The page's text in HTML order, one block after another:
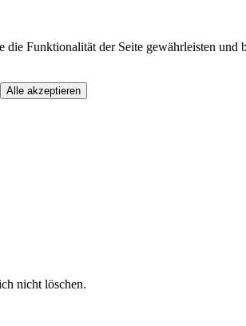
Funktionalität der Seite gewährleisten
Alle akzeptieren
nicht löschen.